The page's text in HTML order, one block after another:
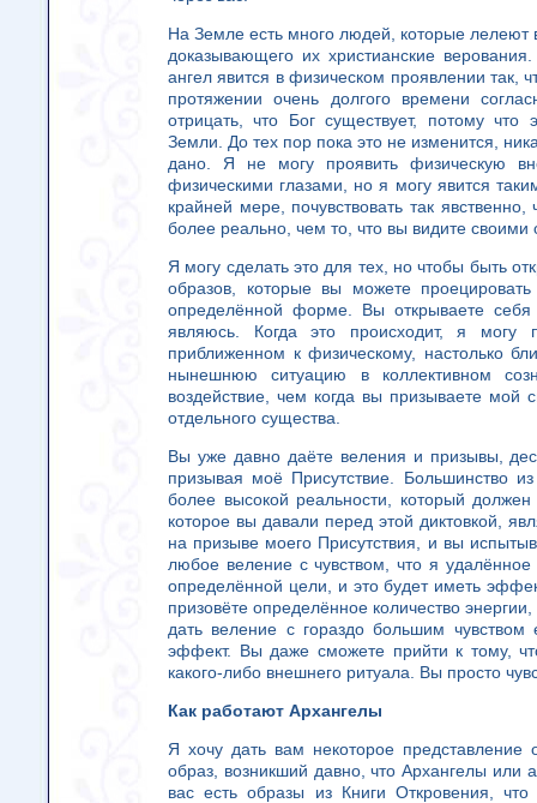
На Земле есть много людей, которые
доказывающего их христианские
ангел явится в физическом проявлении так,
протяжении очень долгого времени
отрицать, что Бог существует, потому
Земли. До тех пор пока это не изменится,
дано. Я не могу проявить физическую
физическими глазами, но я могу явится
крайней мере, почувствовать так
более реально, чем то, что вы видите своими
Я могу сделать это для тех, но чтобы быть
образов, которые вы можете
определённой форме. Вы открываете
являюсь. Когда это происходит, я могу
приближенном к физическому, настолько
нынешнюю ситуацию в коллективном
воздействие, чем когда вы призываете мой
отдельного существа.
Вы уже давно даёте веления и призывы,
призывая моё Присутствие. Большинство
более высокой реальности, который
которое вы давали перед этой диктовкой,
на призыве моего Присутствия, и вы
любое веление с чувством, что я
определённой цели, и это будет иметь
призовёте определённое количество
дать веление с гораздо большим
эффект. Вы даже сможете прийти к тому,
какого-либо внешнего ритуала. Вы просто
Как работают Архангелы
Я хочу дать вам некоторое
образ, возникший давно, что Архангелы или
вас есть образы из Книги Откровения,